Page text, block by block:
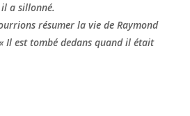
a sillonné.
résumer la vie de Raymond
Il est tombé dedans quand il était